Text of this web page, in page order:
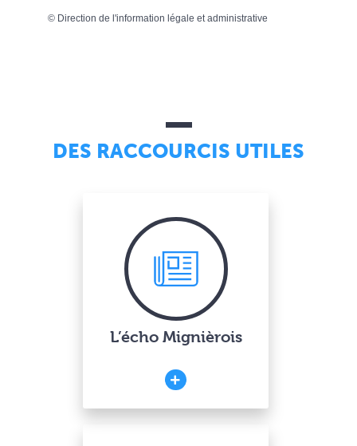
© Direction de l'information légale et administrative
DES RACCOURCIS UTILES
L’écho Mignièrois